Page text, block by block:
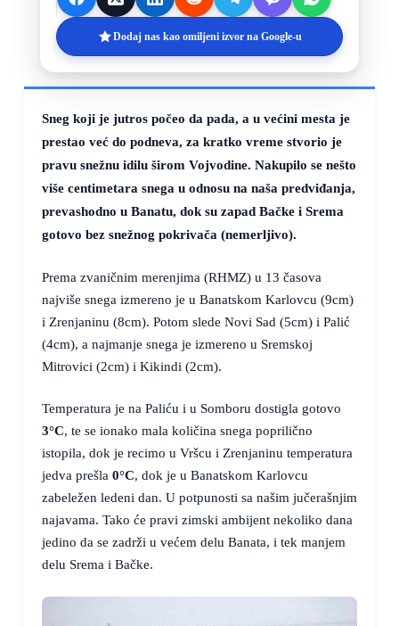
Dodaj nas kao omiljeni izvor na Google-u
Sneg koji je jutros počeo da pada, a u većini mesta je
prestao već do podneva, za kratko vreme stvorio je
pravu snežnu idilu širom Vojvodine. Nakupilo se nešto
više centimetara snega u odnosu na naša predviđanja,
prevashodno u Banatu, dok su zapad Bačke i Srema
gotovo bez snežnog pokrivača (nemerljivo).
Prema zvaničnim merenjima (RHMZ) u 13 časova
najviše snega izmereno je u Banatskom Karlovcu (9cm)
i Zrenjaninu (8cm). Potom slede Novi Sad (5cm) i Palić
(4cm), a najmanje snega je izmereno u Sremskoj
Mitrovici (2cm) i Kikindi (2cm).
Temperatura je na Paliću i u Somboru dostigla gotovo
3°C, te se ionako mala količina snega poprilično
istopila, dok je recimo u Vršcu i Zrenjaninu temperatura
jedva prešla 0°C, dok je u Banatskom Karlovcu
zabeležen ledeni dan. U potpunosti sa našim jučerašnjim
najavama. Tako će pravi zimski ambijent nekoliko dana
jedino da se zadrži u većem delu Banata, i tek manjem
delu Srema i Bačke.